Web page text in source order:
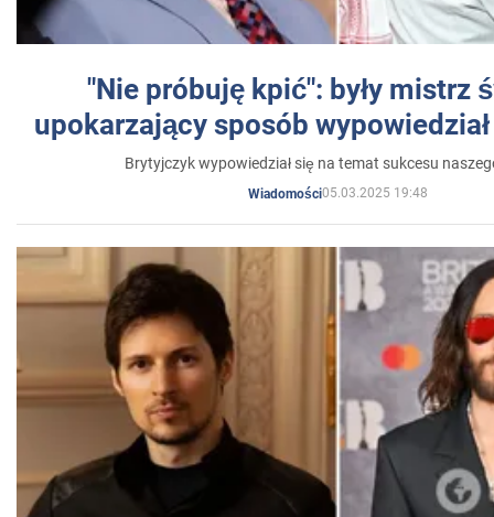
"Nie próbuję kpić": były mistrz
upokarzający sposób
Brytyjczyk wypowiedział się na temat sukcesu
Wiadomości05.03.2025 19:48